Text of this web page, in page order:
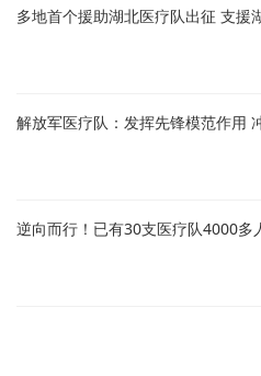
多地首个援助湖北医疗队出征 支援
解放军医疗队：发挥先锋模范作用
逆向而行！已有30支医疗队4000多